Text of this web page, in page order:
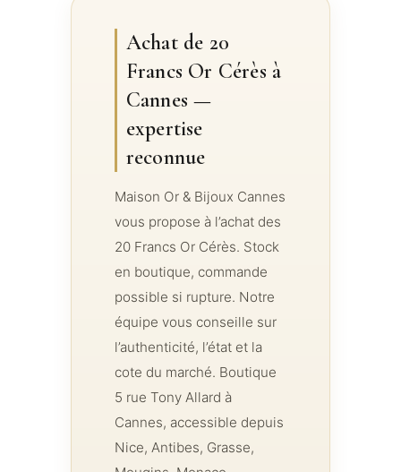
Achat de 20
Francs Or Cérès à
Cannes —
expertise
reconnue
Maison Or & Bijoux Cannes
vous propose à l’achat des
20 Francs Or Cérès. Stock
en boutique, commande
possible si rupture. Notre
équipe vous conseille sur
l’authenticité, l’état et la
cote du marché. Boutique
5 rue Tony Allard à
Cannes, accessible depuis
Nice, Antibes, Grasse,